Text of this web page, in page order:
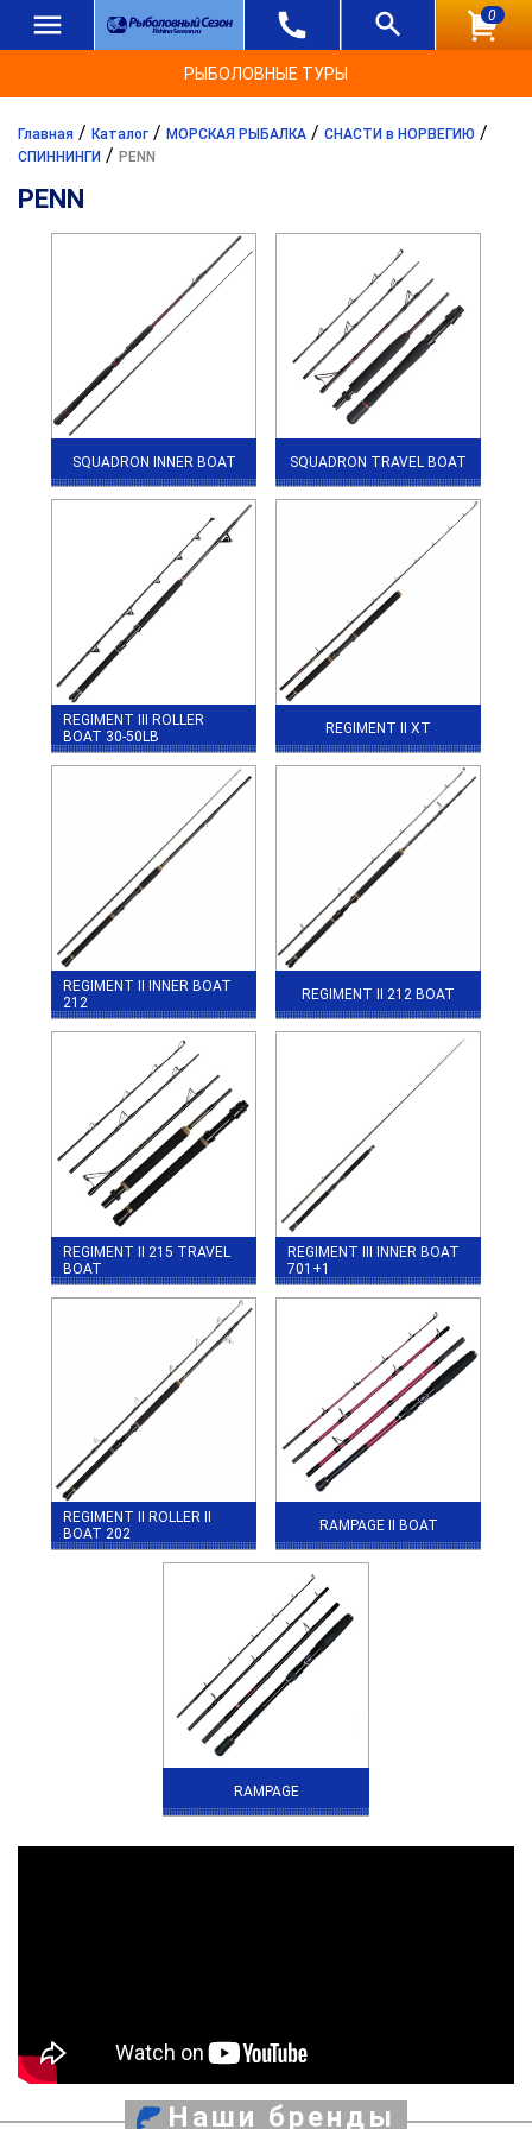
0
РЫБОЛОВНЫЕ ТУРЫ
Главная / Каталог / МОРСКАЯ РЫБАЛКА / СНАСТИ в НОРВЕГИЮ /
СПИННИНГИ / PENN
PENN
SQUADRON INNER BOAT SQUADRON TRAVEL BOAT
REGIMENT III ROLLER
BOAT 30-50LB
REGIMENT II XT
REGIMENT II INNER BOAT
212
REGIMENT II 212 BOAT
REGIMENT II 215 TRAVEL
BOAT
REGIMENT III INNER BOAT
701+1
REGIMENT II ROLLER II
BOAT 202
RAMPAGE II BOAT
RAMPAGE
Наши бренды